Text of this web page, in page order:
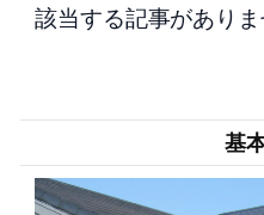
該当する記事がありま
基